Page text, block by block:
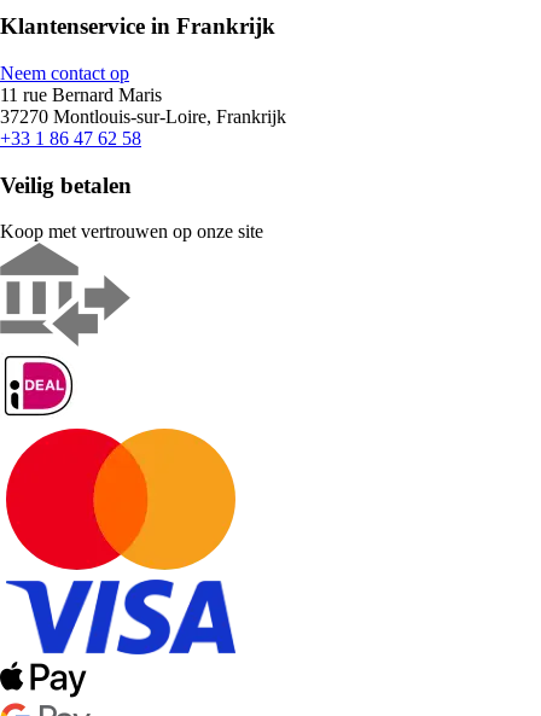
Klantenservice in Frankrijk
Neem contact op
11 rue Bernard Maris
37270 Montlouis-sur-Loire, Frankrijk
+33 1 86 47 62 58
Veilig betalen
Koop met vertrouwen op onze site